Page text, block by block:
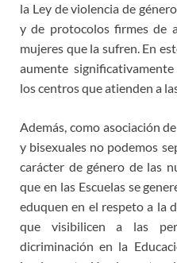
la Ley de violencia de
y de protocolos firmes de
mujeres que la sufren. En
aumente
los centros que atienden a
Además, como asociación
y bisexuales no podemos
carácter de género de las
que en las Escuelas se
eduquen en el respeto a la
que visibilicen a las
dicriminación en la